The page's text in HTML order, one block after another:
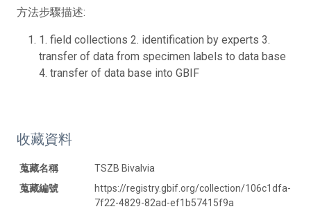
方法步驟描述:
1. field collections 2. identification by experts 3.
transfer of data from specimen labels to data base
4. transfer of data base into GBIF
收藏資料
蒐藏名稱
TSZB Bivalvia
蒐藏編號
https://registry.gbif.org/collection/106c1dfa-
7f22-4829-82ad-ef1b57415f9a